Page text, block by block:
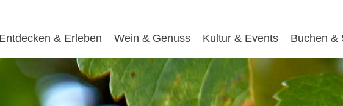
Entdecken & Erleben Wein & Genuss Kultur & Events Buchen &